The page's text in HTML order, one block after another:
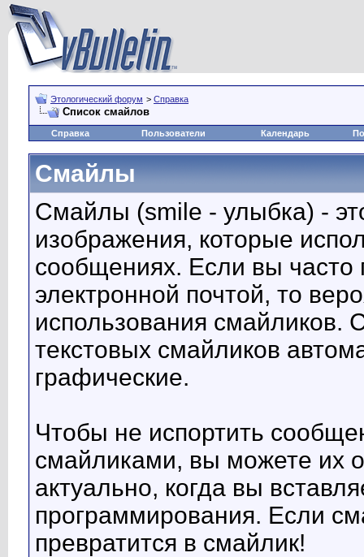
Этологический форум > Справка
Список смайлов
Справка Пользователи Календарь
Смайлы
Смайлы (smile - улыбка) -
изображения, которые
сообщениях. Если вы часто
электронной почтой, то
использования
текстовых смайликов
графические.
Чтобы не испортить
смайликами, вы можете их
актуально, когда вы
программирования. Если
превратится в смайлик!